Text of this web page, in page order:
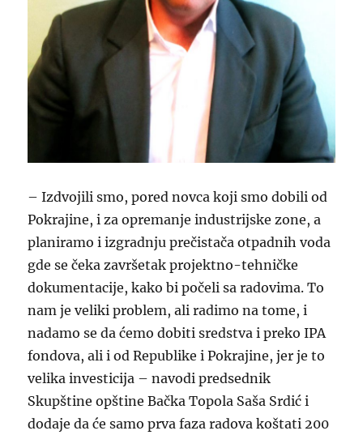
– Izdvojili smo, pored novca koji smo dobili od
Pokrajine, i za opremanje industrijske zone, a
planiramo i izgradnju prečistača otpadnih voda
gde se čeka završetak projektno-tehničke
dokumentacije, kako bi počeli sa radovima. To
nam je veliki problem, ali radimo na tome, i
nadamo se da ćemo dobiti sredstva i preko IPA
fondova, ali i od Republike i Pokrajine, jer je to
velika investicija – navodi predsednik
Skupštine opštine Bačka Topola Saša Srdić i
dodaje da će samo prva faza radova koštati 200